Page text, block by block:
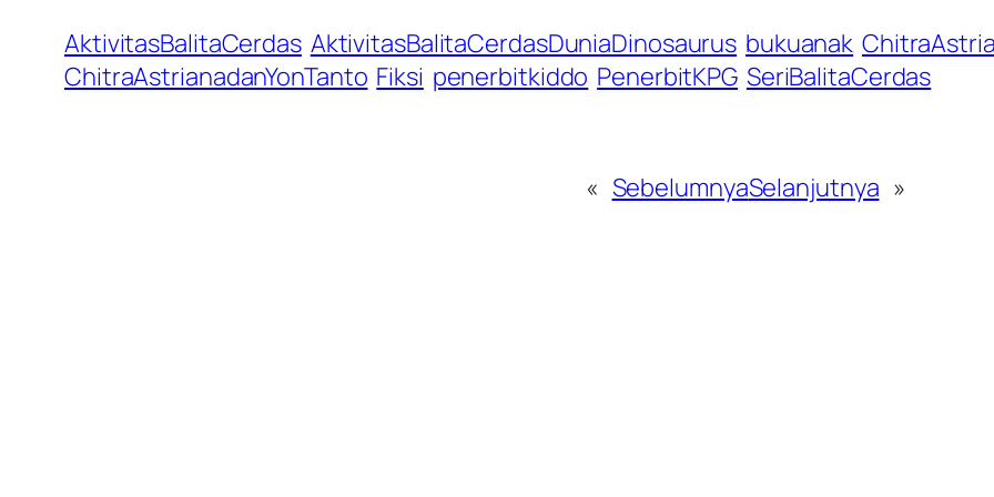
AktivitasBalitaCerdas AktivitasBalitaCerdasDuniaDinosaurus bukuanak
ChitraAstrianadanYonTanto Fiksi penerbitkiddo PenerbitKPG SeriBalitaCerdas
« SebelumnyaSelanjutnya »